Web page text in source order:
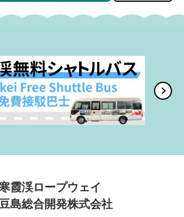
霞渓ロープウェイ
島総合開発株式会社